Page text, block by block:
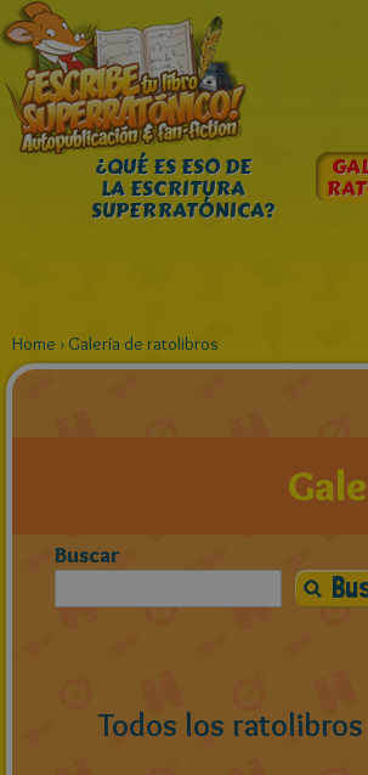
¿QUÉ ES ESO DE
LA ESCRITURA
SUPERRATÓNICA?
Home › Galería de ratolibros
Buscar
Todos los